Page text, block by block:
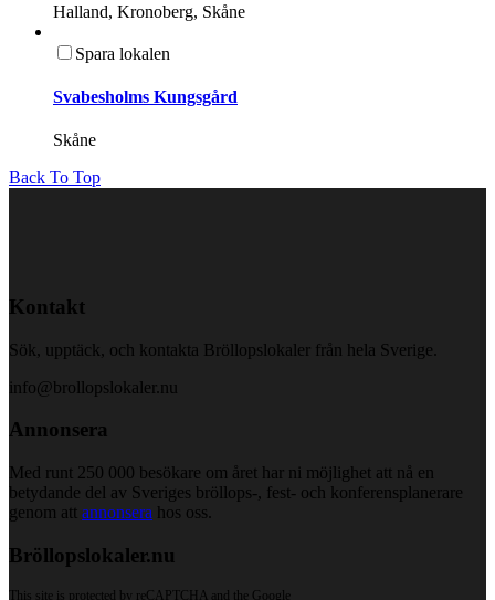
Halland, Kronoberg, Skåne
Spara lokalen
Svabesholms Kungsgård
Skåne
Back To Top
Kontakt
Sök, upptäck, och kontakta Bröllopslokaler från hela Sverige.
info@brollopslokaler.nu
Annonsera
Med runt 250 000 besökare om året har ni möjlighet att nå en
betydande del av Sveriges bröllops-, fest- och konferensplanerare
genom att annonsera hos oss.
Bröllopslokaler.nu
This site is protected by reCAPTCHA and the Google